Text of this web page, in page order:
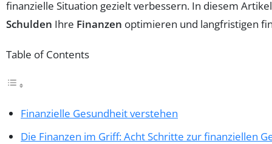
finanzielle Situation gezielt verbessern. In diesem
Schulden Ihre Finanzen optimieren und langfristigen
Table of Contents
Finanzielle Gesundheit verstehen
Die Finanzen im Griff: Acht Schritte zur finanziellen